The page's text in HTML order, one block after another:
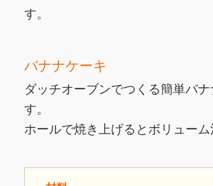
す。
バナナケーキ
ダッチオーブンでつくる簡単バ
す。
ホールで焼き上げるとボリューム